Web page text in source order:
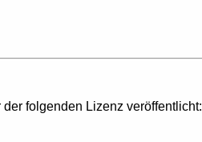
folgenden Lizenz veröffentlicht: